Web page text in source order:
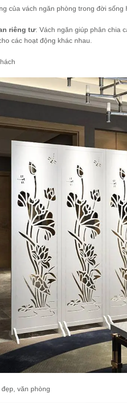
của vách ngăn phòng trong đời sống
riêng tư: Vách ngăn giúp phân chia
các hoạt động khác nhau.
văn phòng